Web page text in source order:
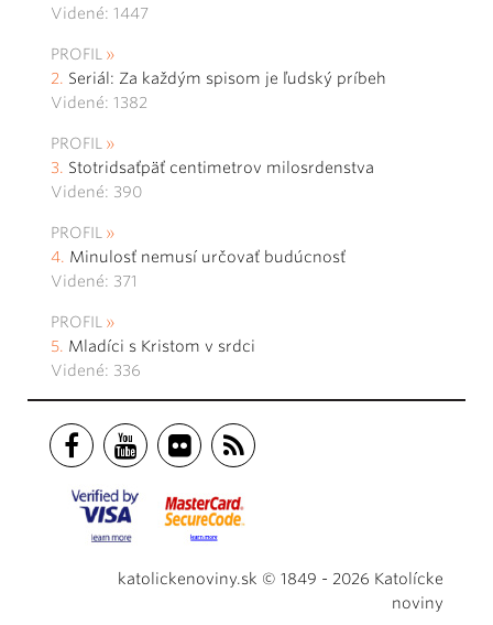
Videné: 1447
PROFIL
Seriál: Za každým spisom je ľudský príbeh
Videné: 1382
PROFIL
Stotridsaťpäť centimetrov milosrdenstva
Videné: 390
PROFIL
Minulosť nemusí určovať budúcnosť
Videné: 371
PROFIL
Mladíci s Kristom v srdci
Videné: 336
katolickenoviny.sk © 1849 - 2026 Katolícke
noviny